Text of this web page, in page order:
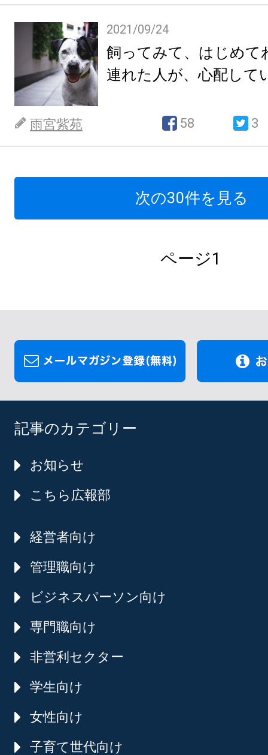
2021/09/24
飼ってみて、はじめて
連れた人が、心配して
雨宮紫苑 58 3
次の30件を見る
ページ1
記事のカテゴリー
お知らせ
こちら広報部
経営者向け
管理職向け
ビジネスパーソン向け
専門職向け
非営利セクター
学生向け
女性向け
子育て世代向け